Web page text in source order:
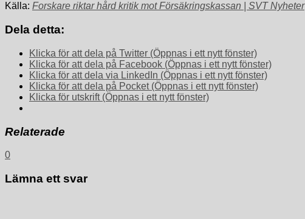
Källa: Forskare riktar hård kritik mot Försäkringskassan | SVT Nyheter
Dela detta:
Klicka för att dela på Twitter (Öppnas i ett nytt fönster)
Klicka för att dela på Facebook (Öppnas i ett nytt fönster)
Klicka för att dela via LinkedIn (Öppnas i ett nytt fönster)
Klicka för att dela på Pocket (Öppnas i ett nytt fönster)
Klicka för utskrift (Öppnas i ett nytt fönster)
Relaterade
0
Lämna ett svar